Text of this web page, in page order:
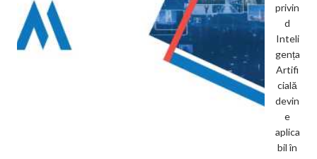
privin
d
Inteli
gența
Artifi
cială
devin
e
aplica
bil în